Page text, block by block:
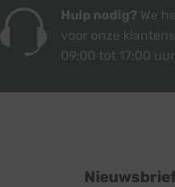
Hulp nodig? We
voor onze
09:00 tot 17:00